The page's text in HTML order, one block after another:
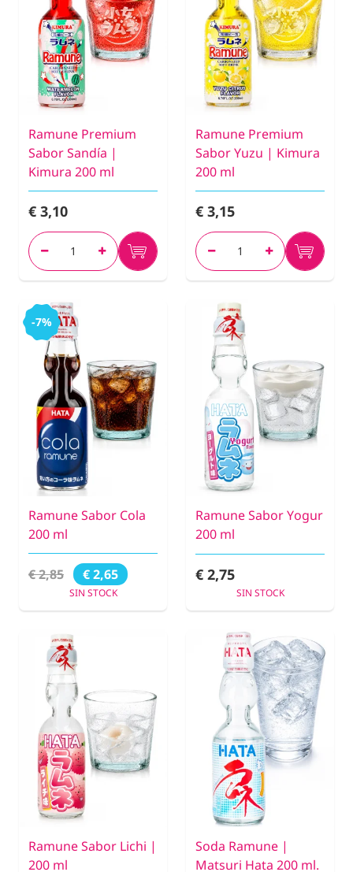
Ramune Premium
Sabor Sandía |
Kimura 200 ml
€ 3,10
Ramune Premium
Sabor Yuzu | Kimura
200 ml
€ 3,15
-7%
Ramune Sabor Cola
200 ml
€ 2,85 € 2,65
SIN STOCK
Ramune Sabor Yogur
200 ml
€ 2,75
SIN STOCK
Ramune Sabor Lichi |
200 ml
Soda Ramune |
Matsuri Hata 200 ml.